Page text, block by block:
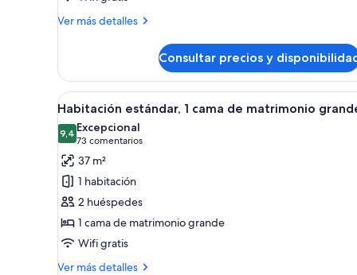
Standard
Queen
Beds
Ver más detalles
Más
Room,
Queen
Beds
Consultar precios y
Abrir
todas
las
fotos
de
Habitación
estándar,
1
cama
de
Habitación de hotel con una
6
Habitación estándar, 1 cama de matrimonio
9,49,4 de 10
Excepcional
73 comentarios
(73 comentarios)
37 m²
1 habitación
2 huéspedes
1 cama de matrimonio grande
Wifi gratis
Ver más detalles
Más